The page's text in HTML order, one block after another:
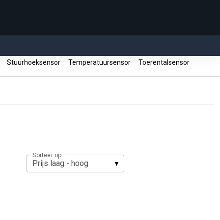
Stuurhoeksensor Temperatuursensor Toerentalsensor
Sorteer op: